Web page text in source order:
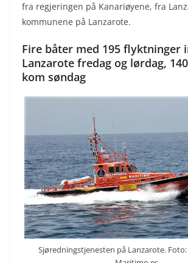
fra regjeringen på Kanariøyene, fra
kommunene på Lanzarote.
Fire båter med 195 flyktninger
Lanzarote fredag og lørdag,
kom søndag
Sjøredningstjenesten på Lanzarote.